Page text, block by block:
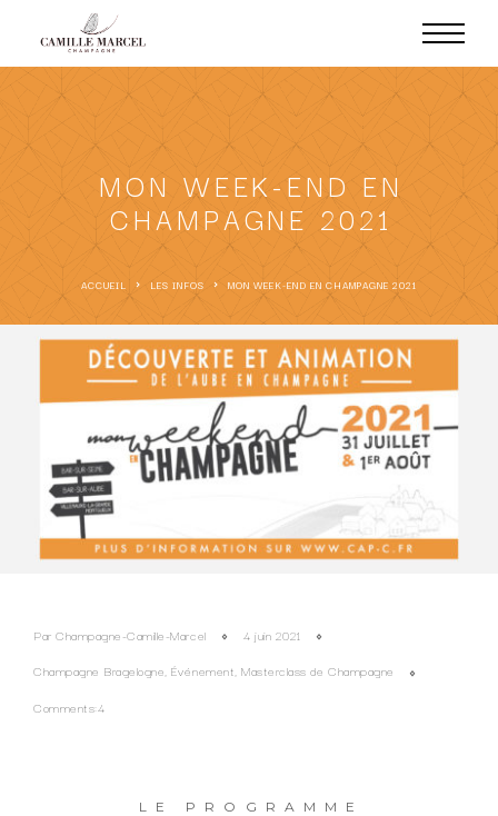
MON WEEK-END EN
CHAMPAGNE 2021
ACCUEIL LES INFOS MON WEEK-END EN CHAMPAGNE 2021
ParChampagne-Camille-Marcel
4 juin 2021
Champagne Bragelogne,Événement,Masterclass de Champagne
Comments:4
LE PROGRAMME